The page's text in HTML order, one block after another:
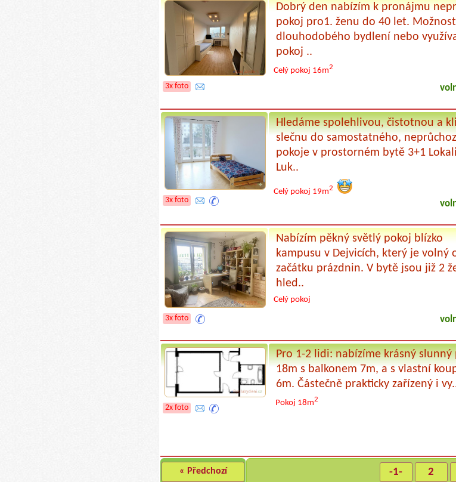
3x foto
Dobrý den nabízím k pronájmu
pokoj pro1. ženu do 40 let. Možnost
dlouhodobého bydlení nebo
pokoj ..
Celý pokoj 16m2
3x foto
Hledáme spolehlivou, čistotnou a
slečnu do samostatného,
pokoje v prostorném bytě 3+1
Luk..
Celý pokoj 19m2
3x foto
Nabízím pěkný světlý pokoj blízko
kampusu v Dejvicích, který je volný
začátku prázdnin. V bytě jsou již 2
hled..
Celý pokoj
2x foto
Pro 1-2 lidi: nabízíme krásný slunný
18m s balkonem 7m, a s vlastní
6m. Částečně prakticky zařízený i
Pokoj 18m2
« Předchozí -1- 2